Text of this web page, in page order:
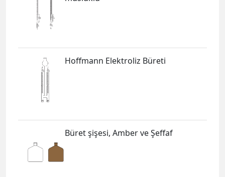
Hoffmann Elektroliz Büreti
Büret şişesi, Amber ve Şeffaf